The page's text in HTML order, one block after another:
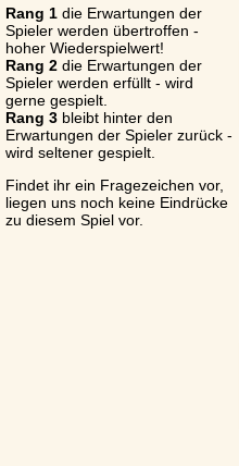
Rang 1 die Erwartungen der
Spieler werden übertroffen -
hoher Wiederspielwert!
Rang 2 die Erwartungen der
Spieler werden erfüllt - wird
gerne gespielt.
Rang 3 bleibt hinter den
Erwartungen der Spieler zurück -
wird seltener gespielt.
Findet ihr ein Fragezeichen vor,
liegen uns noch keine Eindrücke
zu diesem Spiel vor.